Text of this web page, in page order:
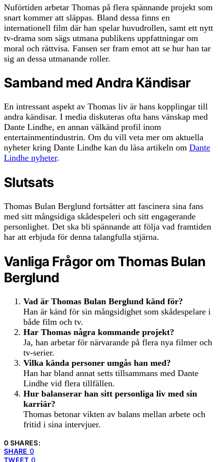
Nuförtiden arbetar Thomas på flera spännande projekt som
snart kommer att släppas. Bland dessa finns en
internationell film där han spelar huvudrollen, samt ett nytt
tv-drama som sägs utmana publikens uppfattningar om
moral och rättvisa. Fansen ser fram emot att se hur han tar
sig an dessa utmanande roller.
Samband med Andra Kändisar
En intressant aspekt av Thomas liv är hans kopplingar till
andra kändisar. I media diskuteras ofta hans vänskap med
Dante Lindhe, en annan välkänd profil inom
entertainmentindustrin. Om du vill veta mer om aktuella
nyheter kring Dante Lindhe kan du läsa artikeln om Dante
Lindhe nyheter.
Slutsats
Thomas Bulan Berglund fortsätter att fascinera sina fans
med sitt mångsidiga skådespeleri och sitt engagerande
personlighet. Det ska bli spännande att följa vad framtiden
har att erbjuda för denna talangfulla stjärna.
Vanliga Frågor om Thomas Bulan
Berglund
Vad är Thomas Bulan Berglund känd för?
Han är känd för sin mångsidighet som skådespelare i
både film och tv.
Har Thomas några kommande projekt?
Ja, han arbetar för närvarande på flera nya filmer och
tv-serier.
Vilka kända personer umgås han med?
Han har bland annat setts tillsammans med Dante
Lindhe vid flera tillfällen.
Hur balanserar han sitt personliga liv med sin
karriär?
Thomas betonar vikten av balans mellan arbete och
fritid i sina intervjuer.
0 SHARES:
SHARE 0
TWEET 0